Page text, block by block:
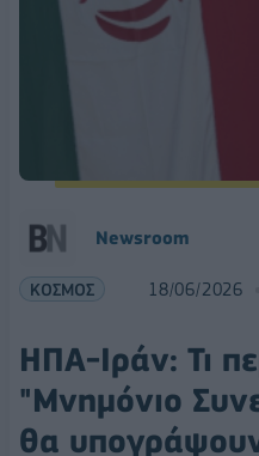
Νewsroom
ΚΟΣΜΟΣ 18/06/2026
ΗΠΑ-Ιράν: Τι
"Μνημόνιο
θα